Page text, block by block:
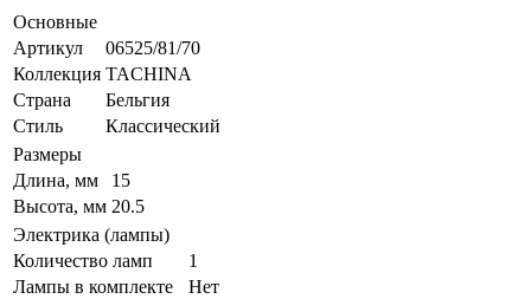
Основные
Артикул
06525/81/70
Коллекция TACHINA
Страна
Бельгия
Стиль
Классический
Размеры
Длина, мм
15
Высота, мм 20.5
Электрика (лампы)
Количество ламп
1
Лампы в комплекте
Нет